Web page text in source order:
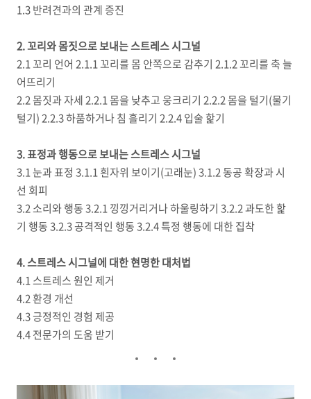
1.3 반려견과의 관계 증진
2. 꼬리와 몸짓으로 보내는 스트레스 시그널
2.1 꼬리 언어 2.1.1 꼬리를 몸 안쪽으로 감추기 2.1.2 꼬리를 축 늘
어뜨리기
2.2 몸짓과 자세 2.2.1 몸을 낮추고 웅크리기 2.2.2 몸을 털기(물기
털기) 2.2.3 하품하거나 침 흘리기 2.2.4 입술 핥기
3. 표정과 행동으로 보내는 스트레스 시그널
3.1 눈과 표정 3.1.1 흰자위 보이기(고래눈) 3.1.2 동공 확장과 시
선 회피
3.2 소리와 행동 3.2.1 낑낑거리거나 하울링하기 3.2.2 과도한 핥
기 행동 3.2.3 공격적인 행동 3.2.4 특정 행동에 대한 집착
4. 스트레스 시그널에 대한 현명한 대처법
4.1 스트레스 원인 제거
4.2 환경 개선
4.3 긍정적인 경험 제공
4.4 전문가의 도움 받기